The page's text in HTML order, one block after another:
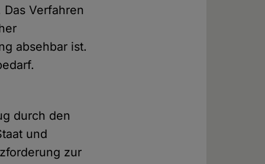
Verfahren
absehbar ist.
durch den
und
zur